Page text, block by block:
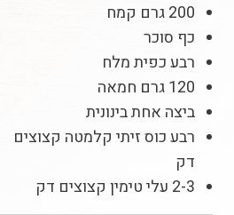
200 גרם קמח
כף סוכר
רבע כפית מלח
120 גרם חמאה
ביצה אחת בינונית
רבע כוס זיתי קלמטה קצוצים
דק
2-3 עלי טימין קצוצים דק